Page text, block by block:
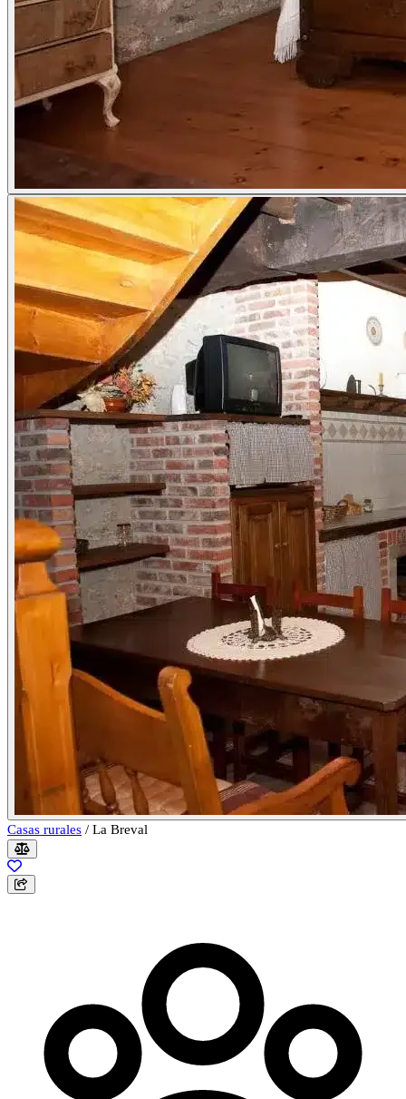
Casas rurales / La Breval